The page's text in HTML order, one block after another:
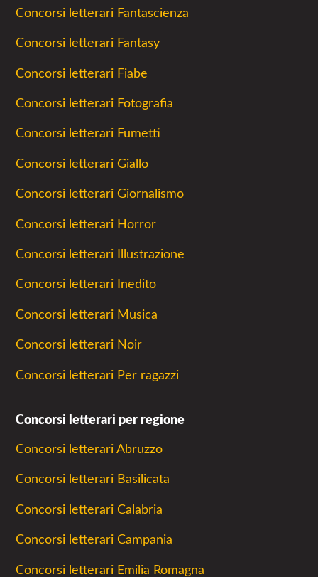
Concorsi letterari Fantascienza
Concorsi letterari Fantasy
Concorsi letterari Fiabe
Concorsi letterari Fotografia
Concorsi letterari Fumetti
Concorsi letterari Giallo
Concorsi letterari Giornalismo
Concorsi letterari Horror
Concorsi letterari Illustrazione
Concorsi letterari Inedito
Concorsi letterari Musica
Concorsi letterari Noir
Concorsi letterari Per ragazzi
Concorsi letterari per regione
Concorsi letterari Abruzzo
Concorsi letterari Basilicata
Concorsi letterari Calabria
Concorsi letterari Campania
Concorsi letterari Emilia Romagna